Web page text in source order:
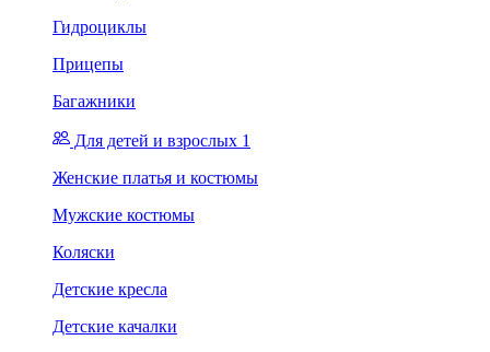
Гидроциклы
Прицепы
Багажники
Для детей и взрослых 1
Женские платья и костюмы
Мужские костюмы
Коляски
Детские кресла
Детские качалки